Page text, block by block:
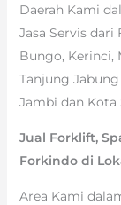
Daerah Kami
Jasa Servis
Bungo, Kerinci,
Tanjung
Jambi dan Kota
Jual Forklift,
Forkindo di
Area Kami